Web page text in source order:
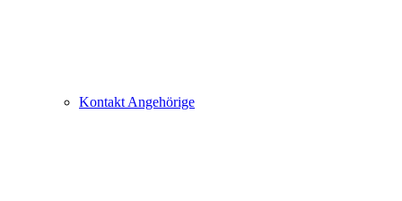
Kontakt Angehörige